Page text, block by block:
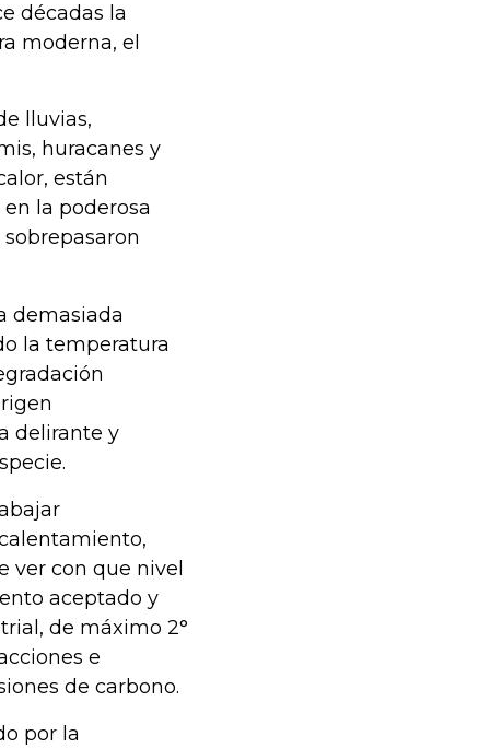
décadas la
moderna, el
lluvias,
huracanes y
están
la poderosa
demasiada
la temperatura
delirante y
ver con que nivel
aceptado y
de máximo 2°
e
de carbono.
por la